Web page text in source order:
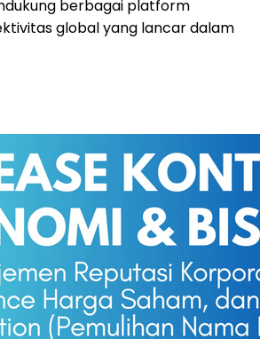
berbagai platform
global yang lancar dalam